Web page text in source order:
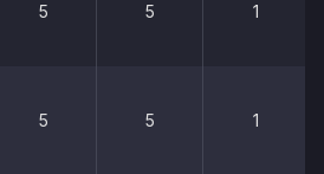
5 5 1
5 5 1